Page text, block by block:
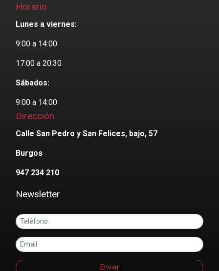
Horario
Lunes a viernes:
9:00 a 14:00
17:00 a 20:30
Sábados:
9:00 a 14:00
Dirección
Calle San Pedro y San Felices, bajo, 57
Burgos
947 234 210
Newsletter
Enviar